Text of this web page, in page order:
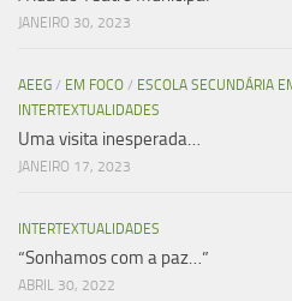
JANEIRO 30, 2023
AEEG / EM FOCO / ESCOLA SECUNDÁRIA
INTERTEXTUALIDADES
Uma visita inesperada…
JANEIRO 17, 2023
INTERTEXTUALIDADES
“Sonhamos com a paz…”
ABRIL 30, 2022